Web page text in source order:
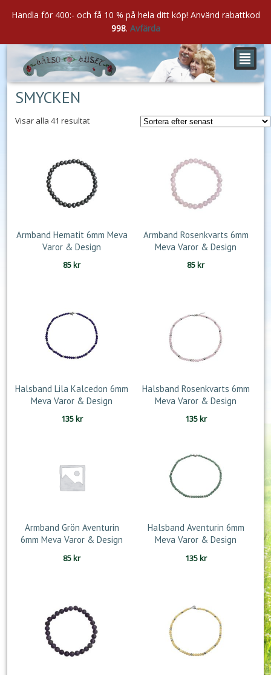
²
SMYCKEN
Visar alla 41 resultatSortera
Armband Hematit 6mm Meva
Varor & Design
85 kr
Armband Rosenkvarts 6mm
Meva Varor & Design
85 kr
Halsband Lila Kalcedon 6mm
Meva Varor & Design
135kr
Halsband Rosenkvarts 6mm
Meva Varor & Design
135kr
Armband Grön Aventurin
6mm Meva Varor & Design
85kr
Halsband Aventurin 6mm
Meva Varor & Design
135kr
Handla för 400:- och få 10 % på hela ditt köp! Använd rabattkod
998. Avfärda